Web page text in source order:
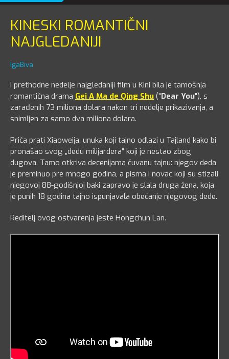
KINESKI ROMANTIČNI
NAJGLEDANIJI
IgaBiva
I prethodne nedelje najgledaniji film u Kini bila je tamošnja
romantična drama Gei A Ma de Qing Shu ("Dear You"), s
zarađenih 73 miliona dolara nakon tri nedelje prikazivanja, a
snimljen za samo dva miliona dolara.
Priča prati Xiaoweija, unuka koji tajno odlazi u Tajland kako bi
pronašao svog „dedu milijardera“ koji je nestao zbog
dugova. Tamo otkriva decenijama čuvanu tajnu: njegov deda
je preminuo pre mnogo godina, a pisma i novac koji su stizali
njegovoj 88-godišnjoj baki zapravo je slala druga žena, koja
je punih 18 godina tajno ispunjavala obećanje njegovog dede.
Reditelj ovog ostvarenja jeste Hongchun Lan.